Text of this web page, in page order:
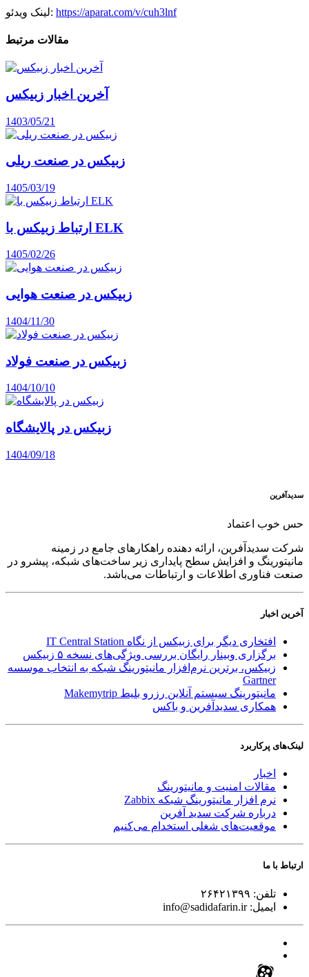
لینک ویدئو: https://aparat.com/v/cuh3lnf
مقالات مرتبط
آخرین اخبار زبیکس
1403/05/21
زبیکس در صنعت ریلی
1405/03/19
ارتباط زبیکس با ELK
1405/02/26
زبیکس در صنعت هوایی
1404/11/30
زبیکس در صنعت فولاد
1404/10/10
زبیکس در پالایشگاه
1404/09/18
سدید‌آفرین
حس خوب اعتماد
شرکت سدید‌آفرین، ارائه دهنده راهکارهای جامع در زمینه
مانیتورینگ و افزایش سطح پایداری زیر ساخت‌های شبکه، پیشرو در
صنعت فناوری اطلاعات و ارتباطات می‌باشد.
آخرین اخبار
افتخاری دیگر برای زبیکس از نگاه IT Central Station
برگزاری وبینار رایگان بررسی ویژگی‌های نسخه ۵ زبیکس
زبیکس، برترین نرم‌افزار مانیتورینگ شبکه به انتخاب موسسه
Gartner
مانیتورینگ سیستم آنلاین رزرو بلیط Makemytrip
همکاری سدیدآفرین و باکس
لینک‌های پر‌کاربرد
اخبار
مقالات امنیت و مانیتورینگ
نرم افزار مانیتورینگ شبکه Zabbix
درباره شرکت سدید آفرین
موقعیت‌های شغلی استخدام ‌می‌کنیم
ارتباط با ما
تلفن: ۲۶۴۲۱۳۹۹
ایمیل:info@sadidafarin.ir